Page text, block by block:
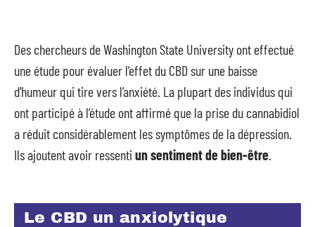
Des chercheurs de Washington State University ont effectué
une étude pour évaluer l’effet du CBD sur une baisse
d’humeur qui tire vers l’anxiété. La plupart des individus qui
ont participé à l’étude ont affirmé que la prise du cannabidiol
a réduit considérablement les symptômes de la dépression.
Ils ajoutent avoir ressenti un sentiment de bien-être
Le CBD un anxiolytique